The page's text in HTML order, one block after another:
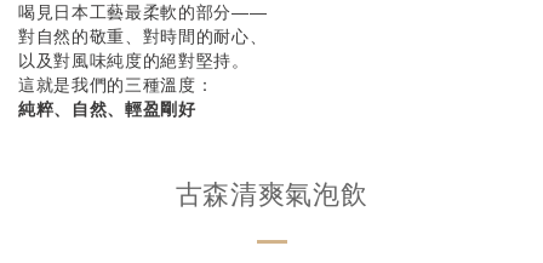
喝見日本工藝最柔軟的部分——
對自然的敬重、對時間的耐心、
以及對風味純度的絕對堅持。
這就是我們的三種溫度：
純粹、自然、輕盈剛好
古森清爽氣泡飲